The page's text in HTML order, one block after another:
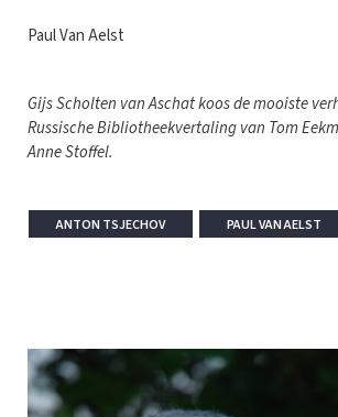
Paul Van Aelst
Gijs Scholten van Aschat koos de mooiste
Russische Bibliotheekvertaling van Tom
Anne Stoffel.
ANTON TSJECHOV PAUL VAN AELST